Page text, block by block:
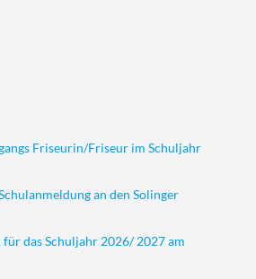
Friseurin/Friseur im Schuljahr
an den Solinger
das Schuljahr 2026/ 2027 am